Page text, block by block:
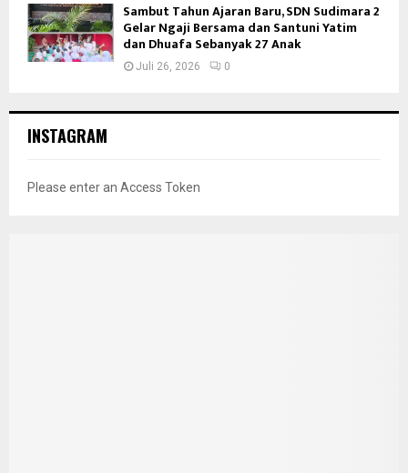
Sambut Tahun Ajaran Baru, SDN Sudimara 2
Gelar Ngaji Bersama dan Santuni Yatim
dan Dhuafa Sebanyak 27 Anak
Juli 26, 2026 0
INSTAGRAM
Please enter an Access Token